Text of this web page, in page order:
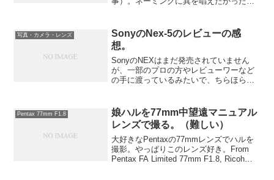
んはつけられません。会場はホテルの宴
会場を使用。ベビーカーも...
写真・カメラ・レンズ
SonyのNex-5のレビューの感
想。
SonyのNEXはまだ発売されていません
が、一部のプロの方やレビューワーなど
の手に渡っているみたいで、ちらほらと
ズオンレポートがあるのでちょっと内容
を抜粋し、ちょっと...
Pentax 77mm F1.8
娘ハルを77mm中望遠マニュアル
レンズで撮る。（難しい）
大好きなPentaxの77mmレンズでハルを
撮影。やっぱりこのレンズ好き。From
Pentax FA Limited 77mm F1.8, Ricoh